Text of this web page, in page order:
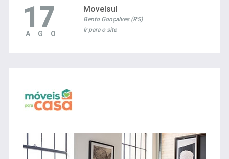
17
AGO
Movelsul
Bento Gonçalves (RS)
Ir para o site